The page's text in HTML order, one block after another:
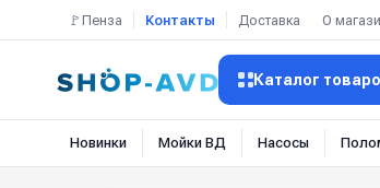
🚩Пенза Контакты Доставка О
Каталог
Новинки Мойки ВД Насосы